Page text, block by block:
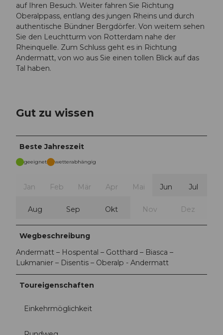
auf Ihren Besuch. Weiter fahren Sie Richtung
Oberalppass, entlang des jungen Rheins und durch
authentische Bündner Bergdörfer. Von weitem sehen
Sie den Leuchtturm von Rotterdam nahe der
Rheinquelle. Zum Schluss geht es in Richtung
Andermatt, von wo aus Sie einen tollen Blick auf das
Tal haben.
Gut zu wissen
Beste Jahreszeit
geeignet wetterabhängig
Jan Feb Mär Apr Mai Jun Jul
Aug Sep Okt Nov Dez
Wegbeschreibung
Andermatt – Hospental – Gotthard – Biasca –
Lukmanier – Disentis – Oberalp - Andermatt
Toureigenschaften
Einkehrmöglichkeit